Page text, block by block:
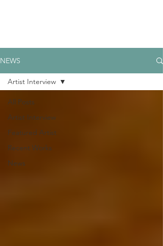
NEWS
All Posts
Artist Interview
Featured Artist
Recent Works
News
Artist Interview